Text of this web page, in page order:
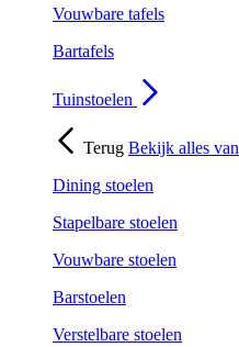
Vouwbare tafels
Bartafels
Tuinstoelen
Terug Bekijk alles van
Dining stoelen
Stapelbare stoelen
Vouwbare stoelen
Barstoelen
Verstelbare stoelen